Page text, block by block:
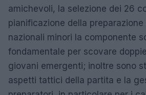
amichevoli, la selezione dei 26
pianificazione della preparazione
nazionali minori la componente
fondamentale per scovare
giovani emergenti; inoltre sono
aspetti tattici della partita e la